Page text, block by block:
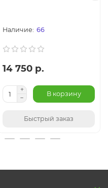
66
14 750 р.
В корзину
Быстрый заказ